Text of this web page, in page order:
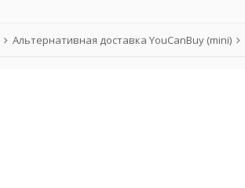
Альтернативная доставка YouCanBuy (mini)